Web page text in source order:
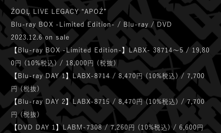
ŹOOĻ LIVE LEGACY “APOŹ”
Blu-ray BOX -Limited Edition- / Blu-ray / DVD
2023.12.6 on sale
【Blu-ray BOX -Limited Edition-】LABX- 38714～5 / 19,80
0円 (10%税込) / 18,000円 (税抜)
【Blu-ray DAY 1】LABX-8714 / 8,470円 (10%税込) / 7,700
円 (税抜)
【Blu-ray DAY 2】LABX-8715 / 8,470円 (10%税込) / 7,700
円 (税抜)
【DVD DAY 1】LABM-7308 / 7,260円 (10%税込) / 6,600円